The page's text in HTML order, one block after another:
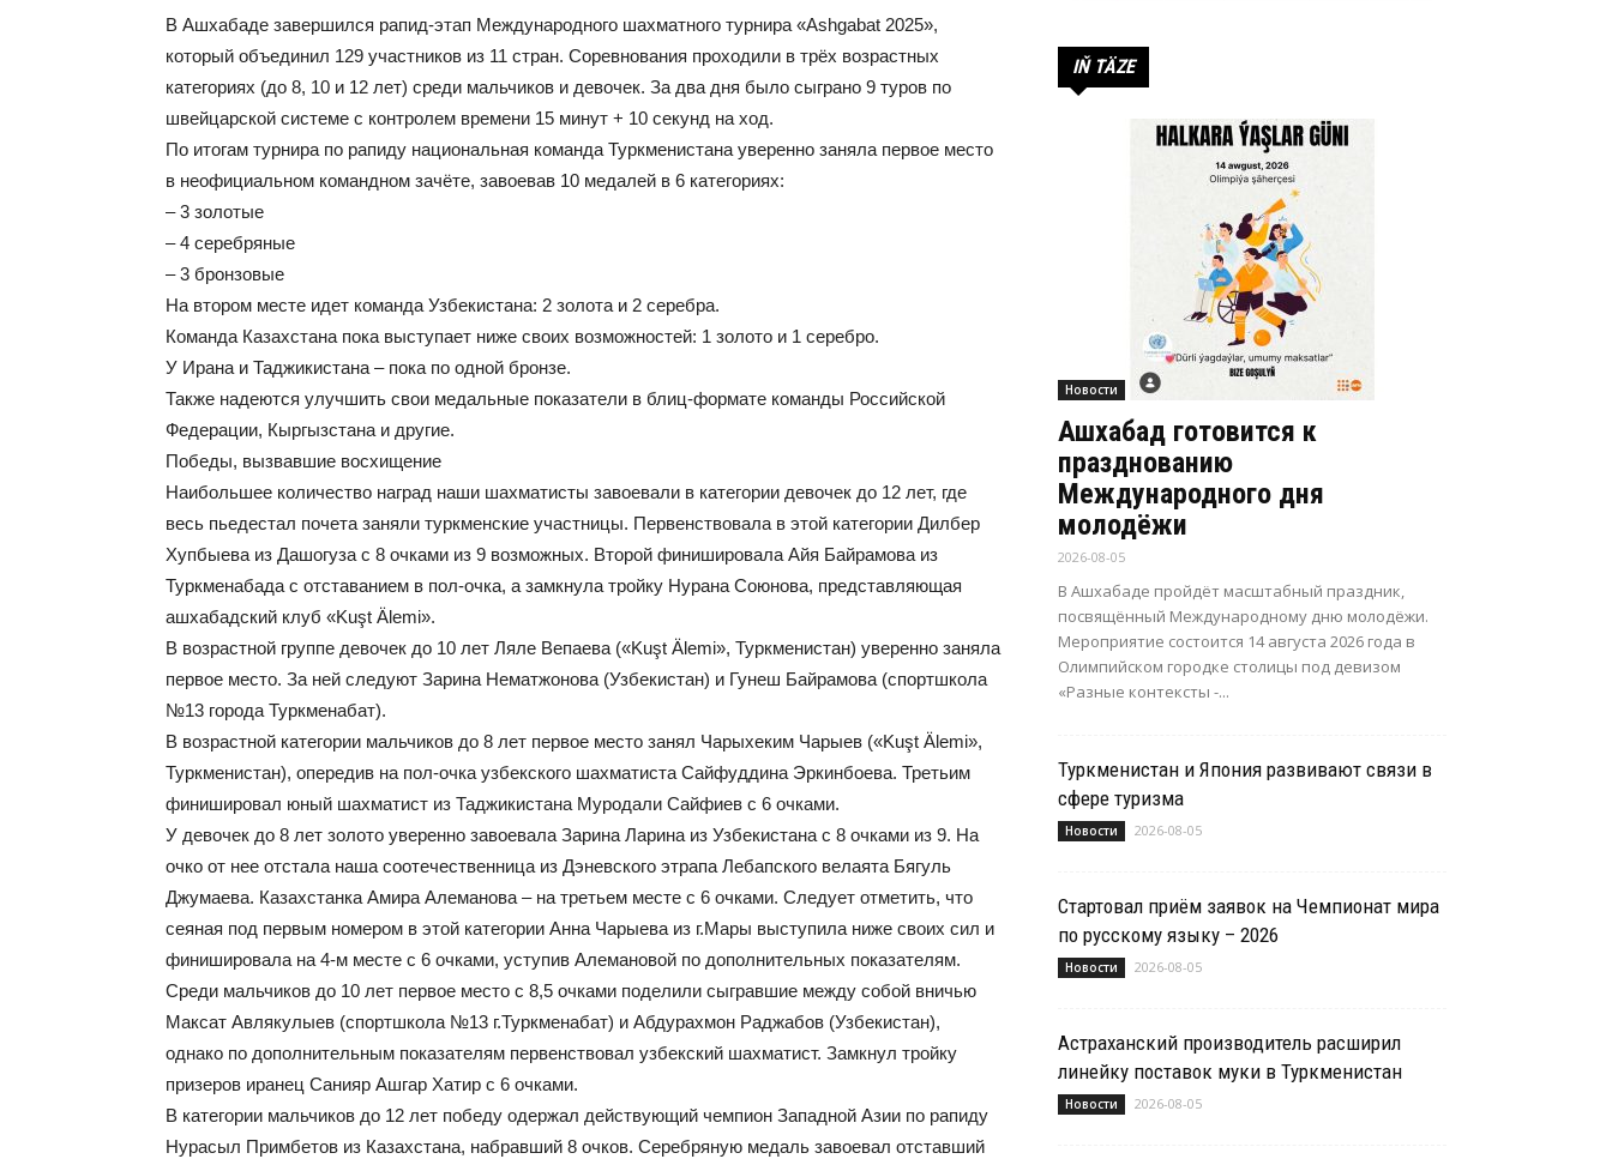
В Ашхабаде завершился рапид-этап Международного шахматного турнира «Ashgabat 2025»,
который объединил 129 участников из 11 стран. Соревнования проходили в трёх возрастных
категориях (до 8, 10 и 12 лет) среди мальчиков и девочек. За два дня было сыграно 9 туров по
швейцарской системе с контролем времени 15 минут + 10 секунд на ход.
По итогам турнира по рапиду национальная команда Туркменистана уверенно заняла первое место
в неофициальном командном зачёте, завоевав 10 медалей в 6 категориях:
– 3 золотые
– 4 серебряные
– 3 бронзовые
На втором месте идет команда Узбекистана: 2 золота и 2 серебра.
Команда Казахстана пока выступает ниже своих возможностей: 1 золото и 1 серебро.
У Ирана и Таджикистана – пока по одной бронзе.
Также надеются улучшить свои медальные показатели в блиц-формате команды Российской
Федерации, Кыргызстана и другие.
Победы, вызвавшие восхищение
Наибольшее количество наград наши шахматисты завоевали в категории девочек до 12 лет, где
весь пьедестал почета заняли туркменские участницы. Первенствовала в этой категории Дилбер
Хупбыева из Дашогуза с 8 очками из 9 возможных. Второй финишировала Айя Байрамова из
Туркменабада с отставанием в пол-очка, а замкнула тройку Нурана Союнова, представляющая
ашхабадский клуб «Kuşt Älemi».
В возрастной группе девочек до 10 лет Ляле Вепаева («Kuşt Älemi», Туркменистан) уверенно заняла
первое место. За ней следуют Зарина Нематжонова (Узбекистан) и Гунеш Байрамова (спортшкола
№13 города Туркменабат).
В возрастной категории мальчиков до 8 лет первое место занял Чарыхеким Чарыев («Kuşt Älemi»,
Туркменистан), опередив на пол-очка узбекского шахматиста Сайфуддина Эркинбоева. Третьим
финишировал юный шахматист из Таджикистана Муродали Сайфиев с 6 очками.
У девочек до 8 лет золото уверенно завоевала Зарина Ларина из Узбекистана с 8 очками из 9. На
очко от нее отстала наша соотечественница из Дэневского этрапа Лебапского велаята Бягуль
Джумаева. Казахстанка Амира Алеманова – на третьем месте с 6 очками. Следует отметить, что
сеяная под первым номером в этой категории Анна Чарыева из г.Мары выступила ниже своих сил и
финишировала на 4-м месте с 6 очками, уступив Алемановой по дополнительных показателям.
Среди мальчиков до 10 лет первое место с 8,5 очками поделили сыгравшие между собой вничью
Максат Авлякулыев (спортшкола №13 г.Туркменабат) и Абдурахмон Раджабов (Узбекистан),
однако по дополнительным показателям первенствовал узбекский шахматист. Замкнул тройку
призеров иранец Санияр Ашгар Хатир с 6 очками.
В категории мальчиков до 12 лет победу одержал действующий чемпион Западной Азии по рапиду
Нурасыл Примбетов из Казахстана, набравший 8 очков. Серебряную медаль завоевал отставший
IŇ TÄZE
Новости
Ашхабад готовится к
празднованию
Международного дня
молодёжи
2026-08-05
В Ашхабаде пройдёт масштабный праздник,
посвящённый Международному дню молодёжи.
Мероприятие состоится 14 августа 2026 года в
Олимпийском городке столицы под девизом
«Разные контексты -...
Туркменистан и Япония развивают связи в
сфере туризма
Новости 2026-08-05
Стартовал приём заявок на Чемпионат мира
по русскому языку – 2026
Новости 2026-08-05
Астраханский производитель расширил
линейку поставок муки в Туркменистан
Новости 2026-08-05